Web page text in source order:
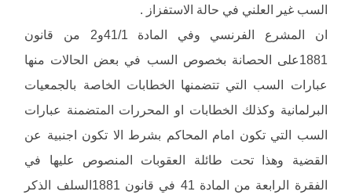
السب غير العلني في حالة الاستفزاز .
ان المشرع الفرنسي وفي المادة 41/1و2 من قانون
1881على الحصانة بخصوص السب في بعض الحالات منها
عبارات السب التي تتضمنها الخطابات الخاصة بالجمعيات
البرلمانية وكذلك الخطابات او المحررات المتضمنة عبارات
السب التي تكون امام المحاكم بشرط الا تكون اجنبية عن
القضية وهذا تحت طائلة العقوبات المنصوص عليها في
الفقرة الرابعة من المادة 41 في قانون 1881السلف الذكر